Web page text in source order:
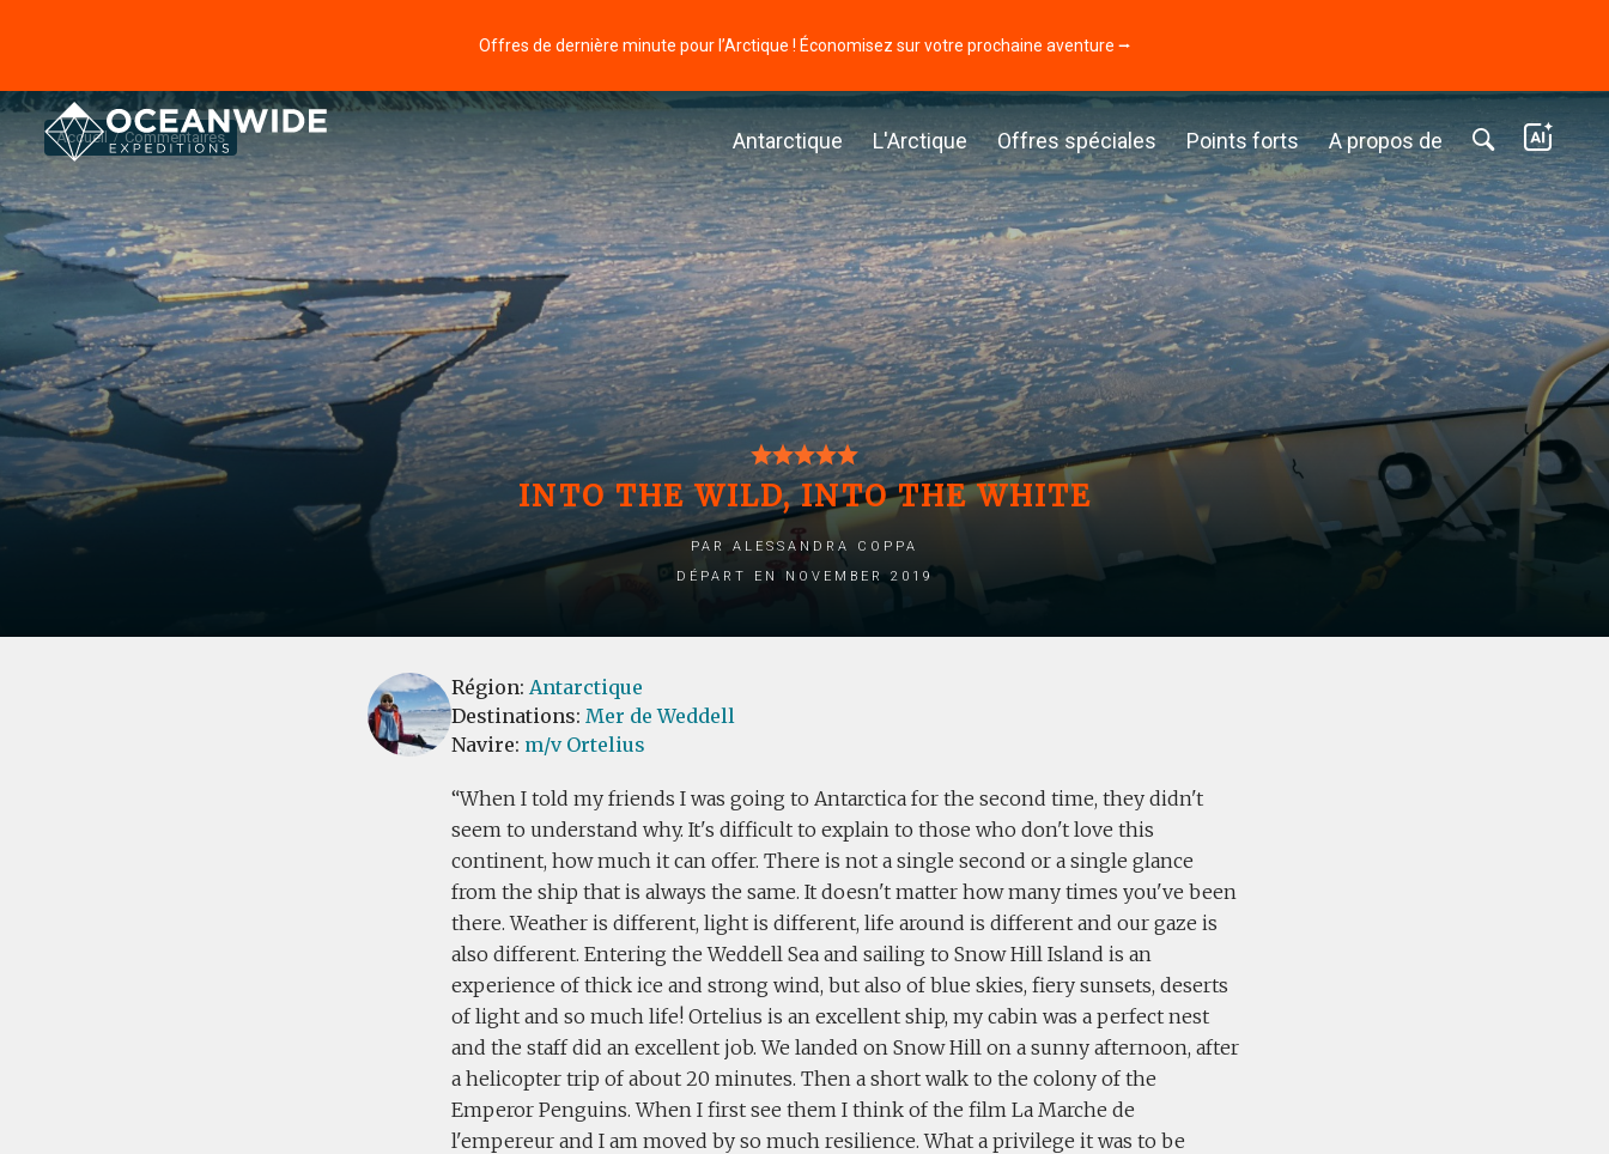
Offres de dernière minute pour l’Arctique ! Économisez sur votre prochaine aventure ⭢
Antarctique L'Arctique Offres spéciales Points forts A propos de
Accueil Commentaires
INTO THE WILD, INTO THE WHITE
par Alessandra Coppa
Départ en November 2019
Région: Antarctique
Destinations: Mer de Weddell
Navire: m/v Ortelius
When I told my friends I was going to Antarctica for the second time, they didn't
seem to understand why. It's difficult to explain to those who don't love this
continent, how much it can offer. There is not a single second or a single glance
from the ship that is always the same. It doesn't matter how many times you've been
there. Weather is different, light is different, life around is different and our gaze is
also different. Entering the Weddell Sea and sailing to Snow Hill Island is an
experience of thick ice and strong wind, but also of blue skies, fiery sunsets, deserts
of light and so much life! Ortelius is an excellent ship, my cabin was a perfect nest
and the staff did an excellent job. We landed on Snow Hill on a sunny afternoon, after
a helicopter trip of about 20 minutes. Then a short walk to the colony of the
Emperor Penguins. When I first see them I think of the film La Marche de
l'empereur and I am moved by so much resilience. What a privilege it was to be